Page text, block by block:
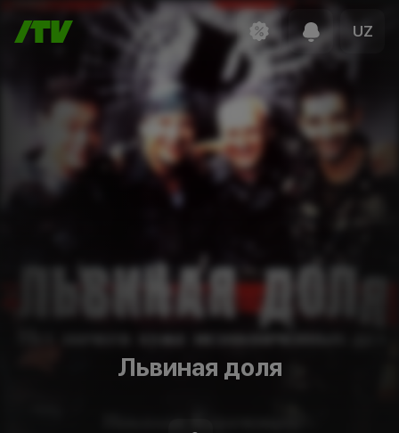
UZ
Львиная доля